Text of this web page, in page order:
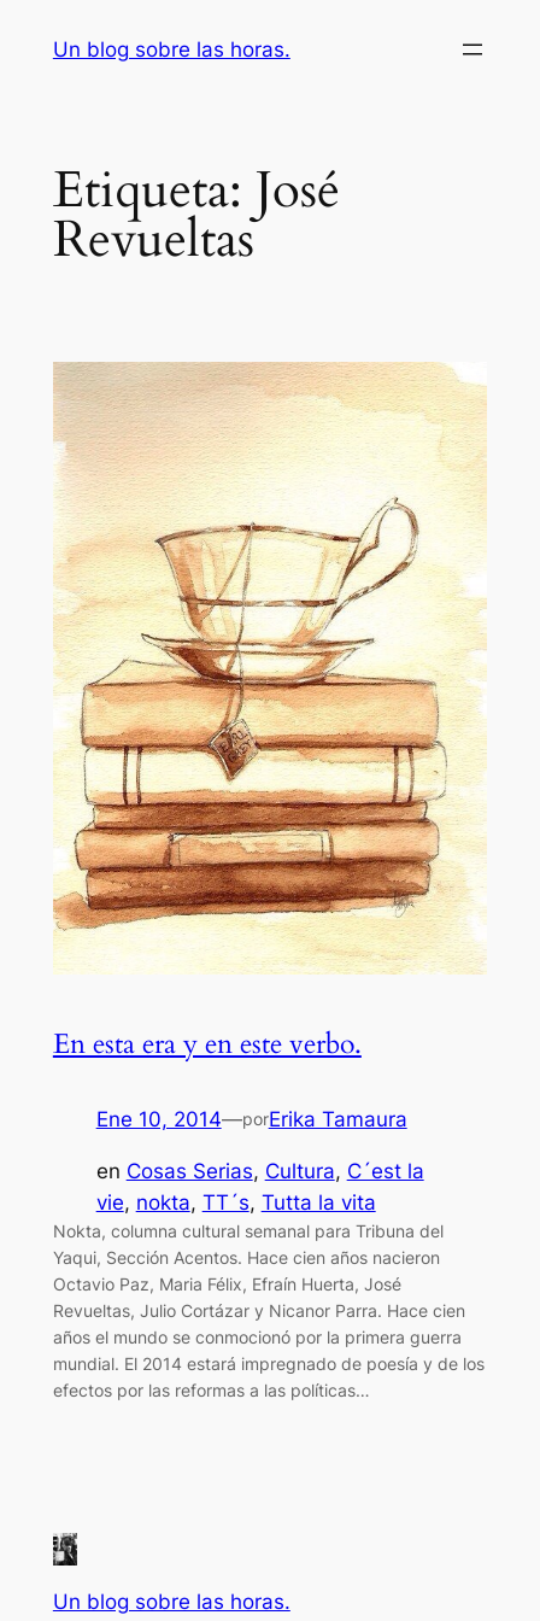
Un blog sobre las horas.
Etiqueta: José
Revueltas
En esta era y en este verbo.
Ene 10, 2014—porErika Tamaura
en Cosas Serias, Cultura, C´est la
vie, nokta, TT´s, Tutta la vita
Nokta, columna cultural semanal para Tribuna del
Yaqui, Sección Acentos. Hace cien años nacieron
Octavio Paz, Maria Félix, Efraín Huerta, José
Revueltas, Julio Cortázar y Nicanor Parra. Hace cien
años el mundo se conmocionó por la primera guerra
mundial. El 2014 estará impregnado de poesía y de los
efectos por las reformas a las políticas…
Un blog sobre las horas.